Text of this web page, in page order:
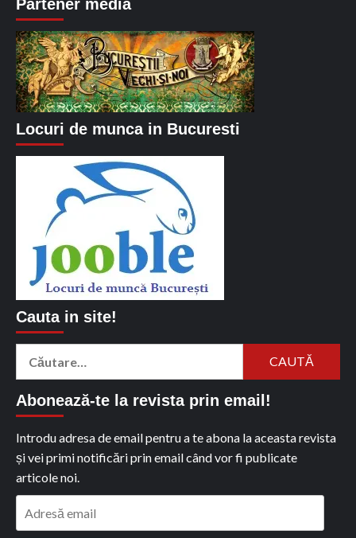
Partener media
Locuri de munca in Bucuresti
Cauta in site!
Abonează-te la revista prin email!
Introdu adresa de email pentru a te abona la aceasta revista
și vei primi notificări prin email când vor fi publicate
articole noi.